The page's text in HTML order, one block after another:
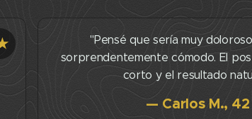
"Pensé que sería muy
sorprendentemente cómodo. El
corto y el resultado
— Carlos M., 42